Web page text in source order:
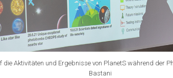
Aktivitäten und Ergebnisse von PlanetS während der
Bastani